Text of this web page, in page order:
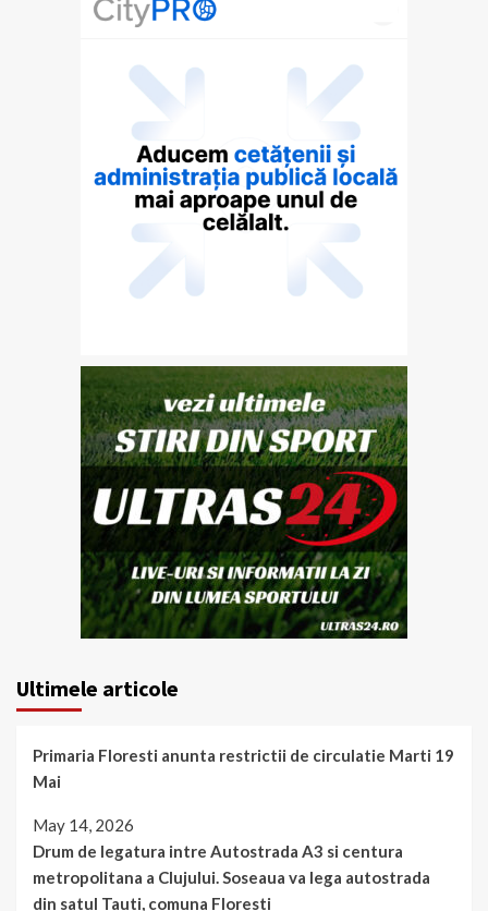
Ultimele articole
Primaria Floresti anunta restrictii de circulatie Marti 19
Mai
May 14, 2026
Drum de legatura intre Autostrada A3 si centura
metropolitana a Clujului. Soseaua va lega autostrada
din satul Tauti, comuna Floresti